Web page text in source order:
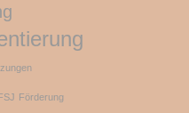
Förderung